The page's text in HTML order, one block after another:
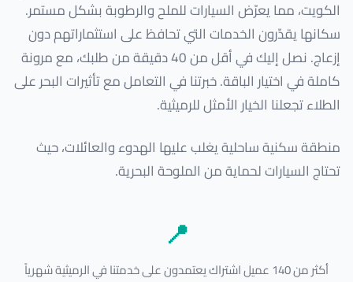
الكويت، مما يعرّض السيارات للملح والرطوبة بشكل مستمر.
سكانها يقدّرون الخدمات التي تحافظ على استثماراتهم دون
إزعاج. نصل إليك في أقل من 40 دقيقة من طلبك، مع مرونة
كاملة في اختيار الباقة. خبرتنا في التعامل مع تأثيرات البحر على
الطلاء تجعلنا الخيار الأمثل للرميثية.
منطقة سكنية ساحلية يغلب عليها الهدوء والعائلات، حيث
تحتاج السيارات لحماية من الملوحة البحرية.
📍
أكثر من 140 عميل اشتراك يعتمدون على خدمتنا في الرميثية شهرياً